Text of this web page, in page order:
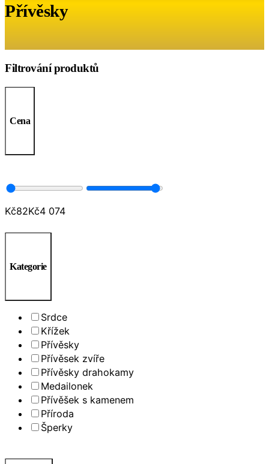
Přívěsky
Filtrování produktů
Cena
Kč82Kč4 074
Kategorie
Srdce
Křížek
Přívěsky
Přívěsek zvíře
Přívěsky drahokamy
Medailonek
Přívěšek s kamenem
Příroda
Šperky